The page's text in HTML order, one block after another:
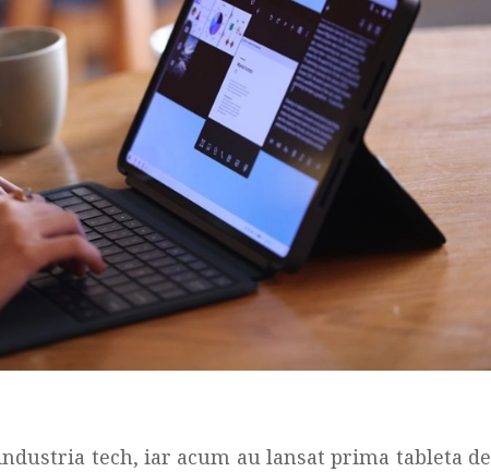
tech, iar acum au lansat prima tableta de